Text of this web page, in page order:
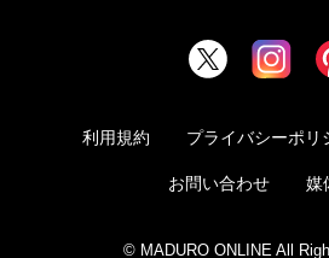
利用規約 プライバシーポリ
お問い合わせ 媒
© MADURO ONLINE All